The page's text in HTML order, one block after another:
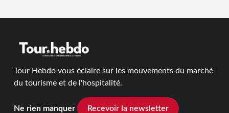
Tour Hebdo vous éclaire sur les mouvements du marché
du tourisme et de l'hospitalité.
Ne rien manquer Recevoir la newsletter